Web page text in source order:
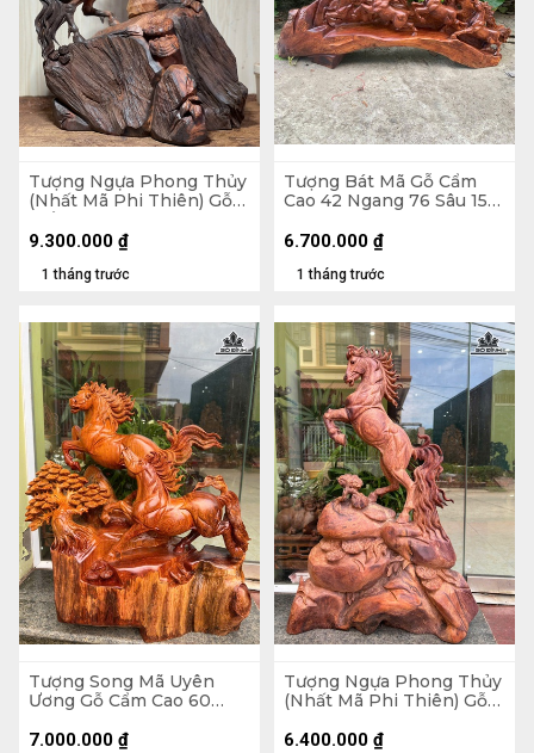
Tượng Ngựa Phong Thủy
(Nhất Mã Phi Thiên) Gỗ
Trắc Cao 48 Ngang 35
Sâu 17 (cm)
1 tháng trước
9.300.000 ₫
Tượng Bát Mã Gỗ Cẩm
Cao 42 Ngang 76 Sâu 15
1 tháng trước
6.700.000 ₫
Tượng Song Mã Uyên
Ương Gỗ Cẩm Cao 60
7.000.000 ₫
Tượng Ngựa Phong Thủy
(Nhất Mã Phi Thiên) Gỗ
Sâu 20 (cm)
6.400.000 ₫